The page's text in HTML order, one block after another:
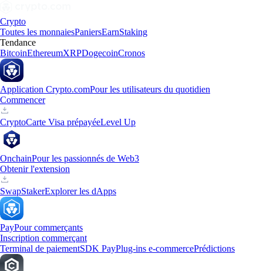
Crypto
Toutes les monnaiesPaniersEarnStaking
Tendance
BitcoinEthereumXRPDogecoinCronos
Application Crypto.comPour les utilisateurs du quotidien
Commencer
CryptoCarte Visa prépayéeLevel Up
OnchainPour les passionnés de Web3
Obtenir l'extension
SwapStakerExplorer les dApps
PayPour commerçants
Inscription commerçant
Terminal de paiementSDK PayPlug-ins e-commercePrédictions